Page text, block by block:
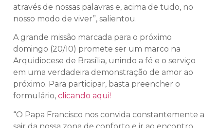
através de nossas palavras e, acima de tudo, no
nosso modo de viver”, salientou.
A grande missão marcada para o próximo
domingo (20/10) promete ser um marco na
Arquidiocese de Brasília, unindo a fé e o serviço
em uma verdadeira demonstração de amor ao
próximo. Para participar, basta preencher o
formulário, clicando aqui!
“O Papa Francisco nos convida constantemente a